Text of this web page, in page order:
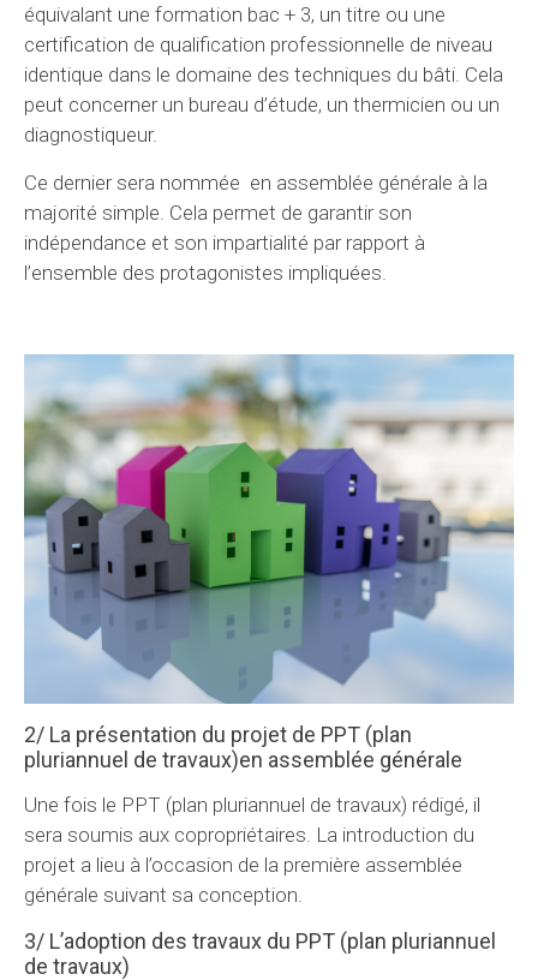
équivalant une formation bac + 3, un titre ou une
certification de qualification professionnelle de niveau
identique dans le domaine des techniques du bâti. Cela
peut concerner un bureau d’étude, un thermicien ou un
diagnostiqueur.
Ce dernier sera nommée en assemblée générale à la
majorité simple. Cela permet de garantir son
indépendance et son impartialité par rapport à
l’ensemble des protagonistes impliquées.
2/ La présentation du projet de PPT (plan
pluriannuel de travaux)en assemblée générale
Une fois le PPT (plan pluriannuel de travaux) rédigé, il
sera soumis aux copropriétaires. La introduction du
projet a lieu à l’occasion de la première assemblée
générale suivant sa conception.
3/ L’adoption des travaux du PPT (plan pluriannuel
de travaux)